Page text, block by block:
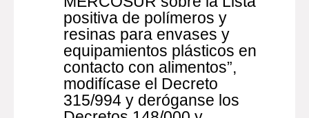
Adóptase la Resolución
24/004 del Grupo Mercado
Común del MERCOSUR,
por la que se aprobó el
“Reglamento Técnico
MERCOSUR sobre la Lista
positiva de polímeros y